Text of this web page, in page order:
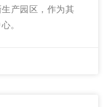
产园区，作为其
。